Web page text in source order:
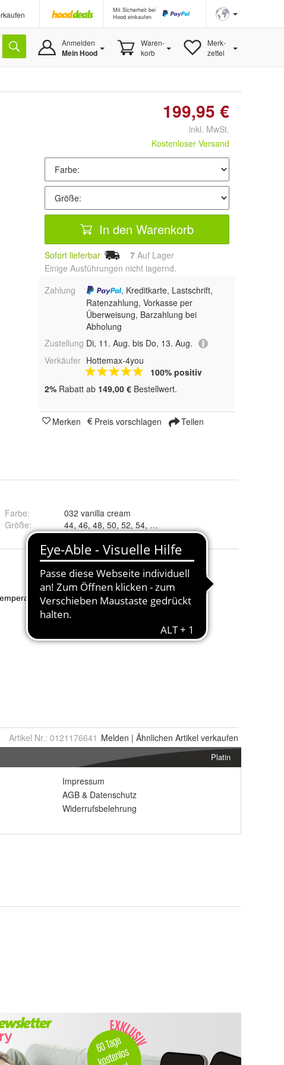
Mit Sicherheit bei
Hood einkaufen
Anmelden
Mein Hood
Waren-
korb
Merk-
zettel
199,95 €
inkl. MwSt.
Kostenloser Versand
In den Warenkorb
Sofort lieferbar 7 Auf Lager
Einige Ausführungen nicht lagernd.
Zahlung
, Kreditkarte, Lastschrift,
Ratenzahlung, Vorkasse per
Überweisung, Barzahlung bei
Abholung
Zustellung Di, 11. Aug. bis Do, 13. Aug.
Verkäufer Hottemax-4you
100% positiv
2% Rabatt ab 149,00 € Bestellwert.
Merken Preis vorschlagen Teilen
Farbe:
032 vanilla cream
Größe:
Artikel Nr.: 0121176641 Melden | Ähnlichen Artikel verkaufen
Platin
Impressum
AGB & Datenschutz
Widerrufsbelehrung